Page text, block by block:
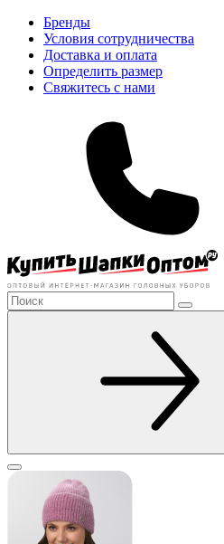
Бренды
Условия сотрудничества
Доставка и оплата
Определить размер
Свяжитесь с нами